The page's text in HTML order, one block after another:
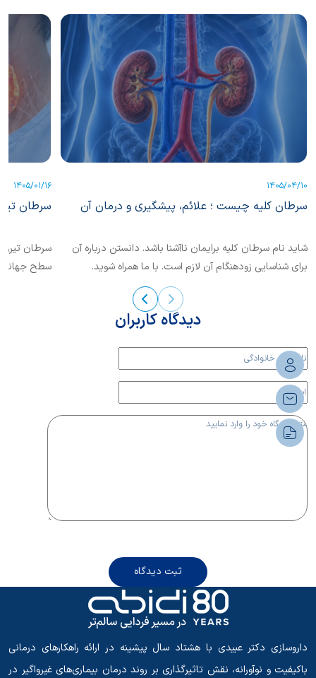
1405/04/10
سرطان کلیه چیست ؛ علائم، پیشگیری و درمان آن
شاید نام سرطان کلیه برایمان ناآشنا باشد. دانستن درباره آن
برای شناسایی زودهنگام آن لازم است. با ما همراه شوید.
1405/01/16
سرطان
سرطان
سطح جهانی
دیدگاه کاربران
ثبت دیدگاه
داروسازی دکتر عبیدی با هشتاد سال پیشینه در ارائه راهکارهای درمانی
باکیفیت و نوآورانه، نقش تاثیرگذاری بر روند درمان بیماری‌های غیرواگیر در